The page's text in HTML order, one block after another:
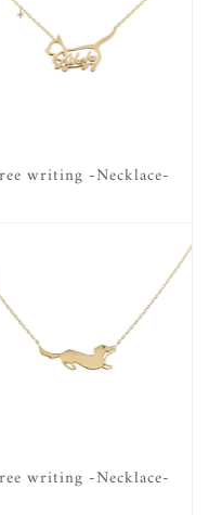
writing -Necklace-
writing -Necklace-